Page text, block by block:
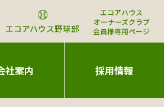
エコアハウス野球部
エコアハウス
オーナーズクラブ
会員様専用ページ
社案内 採用情報